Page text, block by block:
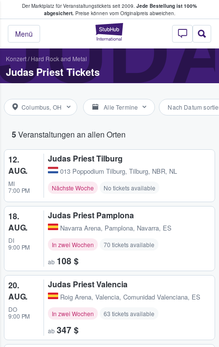
Der Marktplatz für Veranstaltungstickets seit 2009. Jede Bestellung ist 100%
abgesichert.Preise können vom Originalpreis abweichen.
StubHub - Wo
Menü
Tickets kaufen & verkaufen
Konzert/ Hard Rock and Metal
Judas Priest Tickets
Columbus, OH Alle Termine Nach Datum
5Veranstaltungen an allen Orten
12.
AUG.
MI
7:00 PM
Judas Priest Tilburg
013 Poppodium Tilburg, Tilburg, NBR, NL
Nächste Woche No tickets available
18.
AUG.
DI
9:00 PM
Judas Priest Pamplona
Navarra Arena, Pamplona, Navarra, ES
In zwei Wochen 70 tickets available
ab 108 $
20.
AUG.
DO
9:00 PM
Judas Priest Valencia
Roig Arena, Valencia, Comunidad Valenciana, ES
In zwei Wochen 63 tickets available
ab 347 $